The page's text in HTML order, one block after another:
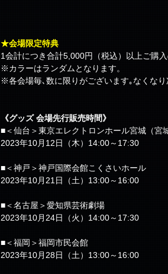
★会場限定特典
1会計につき合計5,000円（税込）以上ご購
※カラーはランダムとなります。
※各会場毎､数に限りがございます｡なくな
《グッズ 会場先行販売時間》
■＜仙台＞東京エレクトロンホール宮城（宮
2023年10月12日（木）14:00～17:30
■＜神戸＞神戸国際会館こくさいホール
2023年10月21日（土）13:00～16:00
■＜名古屋＞愛知県芸術劇場
2023年10月24日（火）14:00～17:30
■＜福岡＞福岡市民会館
2023年10月28日（土）13:00～16:00